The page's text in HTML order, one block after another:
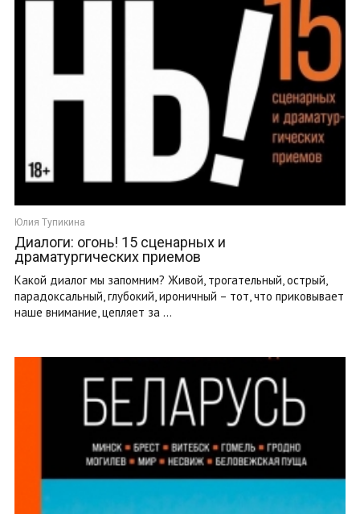
Юлия Тупикина
Диалоги: огонь! 15 сценарных и
драматургических приемов
Какой диалог мы запомним? Живой, трогательный, острый,
парадоксальный, глубокий, ироничный – тот, что приковывает
наше внимание, цепляет за ...